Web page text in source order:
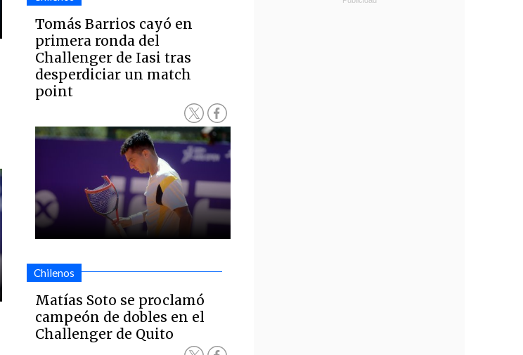
Tomás Barrios cayó en
primera ronda del
Challenger de Iasi tras
desperdiciar un match
point
Chilenos
Matías Soto se proclamó
campeón de dobles en el
Challenger de Quito